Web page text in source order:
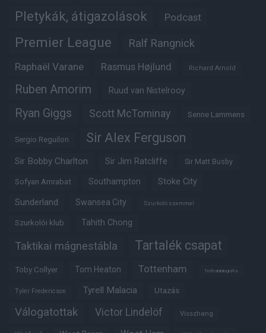
Pletykák, átigazolások Podcast
Premier League Ralf Rangnick
Raphaël Varane Rasmus Højlund Richard Arnold
Ruben Amorim Ruud van Nistelrooy
Ryan Giggs Scott McTominay Senne Lammens
Sergio Reguilon Sir Alex Ferguson
Sir Bobby Charlton Sir Jim Ratcliffe Sir Matt Busby
Sofyan Amrabat Southampton Stoke City
Sunderland Swansea City Szurkoló szemmel
Szurkolói klub Tahith Chong
Taktikai mágnestábla Tartalék csapat
Toby Collyer Tom Heaton Tottenham Trófeabibliográfia
Tyler Fredericson Tyrell Malacia Utazás
Válogatottak Victor Lindelöf Visszhang